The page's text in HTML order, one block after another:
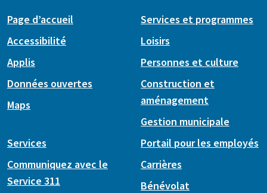
Page d’accueil
Accessibilité
Applis
Données ouvertes
Maps
Services et programmes
Loisirs
Personnes et culture
Construction et
aménagement
Gestion municipale
Services
Communiquez avec le
Service 311
Portail pour les employés
Carrières
Bénévolat